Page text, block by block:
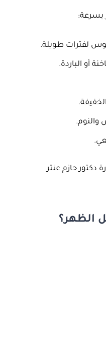
بسرعة:
لفترات طويلة.
أو الباردة.
دكتور حازم عنتر
الظهر؟